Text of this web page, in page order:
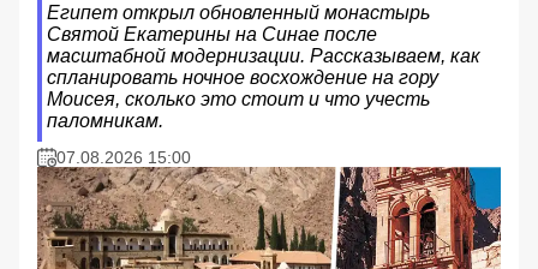
Египет открыл обновленный монастырь
Святой Екатерины на Синае после
масштабной модернизации. Рассказываем, как
спланировать ночное восхождение на гору
Моисея, сколько это стоит и что учесть
паломникам.
07.08.2026 15:00